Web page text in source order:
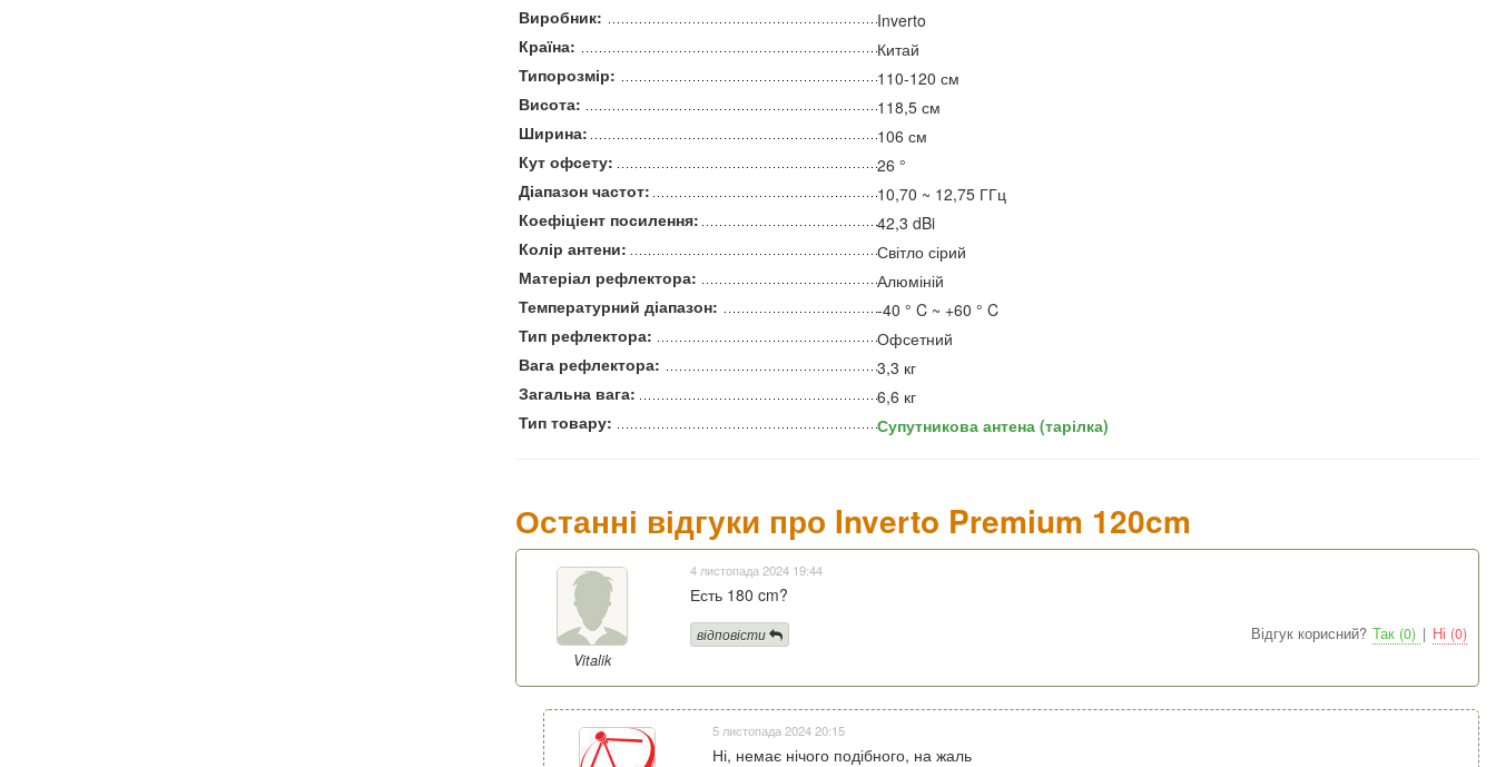
Виробник:
Inverto
Країна:
Китай
Типорозмір:
110-120 см
Висота:
118,5 см
Ширина:
106 см
Кут офсету:
26 °
Діапазон частот:
10,70 ~ 12,75 ГГц
Коефіціент посилення:
42,3 dBi
Колір антени:
Світло сірий
Матеріал рефлектора:
Алюміній
Температурний діапазон:
-40 ° C ~ +60 ° C
Тип рефлектора:
Офсетний
Вага рефлектора:
3,3 кг
Загальна вага:
6,6 кг
Тип товару:
Супутникова антена (тарілка)
Останні відгуки про Inverto Premium 120cm
Vitalik
4 листопада 2024 19:44
Есть 180 cm?
Відгук корисний? Так (0) | Ні (0)
відповісти
5 листопада 2024 20:15
Ні, немає нічого подібного, на жаль